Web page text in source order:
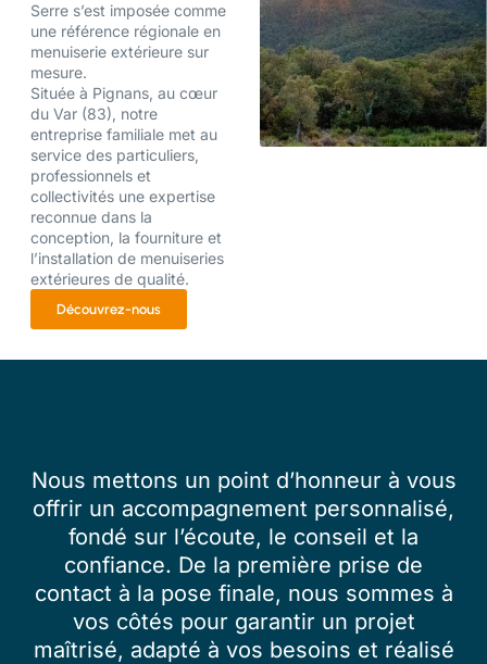
Serre s’est imposée comme
une référence régionale en
menuiserie extérieure sur
mesure.
Située à Pignans, au cœur
du Var (83), notre
entreprise familiale met au
service des particuliers,
professionnels et
collectivités une expertise
reconnue dans la
conception, la fourniture et
l’installation de menuiseries
extérieures de qualité.
Découvrez-nous
Nous mettons un point d’honneur à vous
offrir un accompagnement personnalisé,
fondé sur l’écoute, le conseil et la
confiance. De la première prise de
contact à la pose finale, nous sommes à
vos côtés pour garantir un projet
maîtrisé, adapté à vos besoins et réalisé